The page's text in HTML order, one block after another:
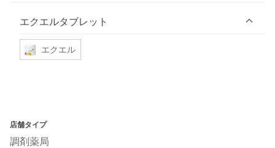
エクエルタブレット
エクエル
店舗タイプ
調剤薬局